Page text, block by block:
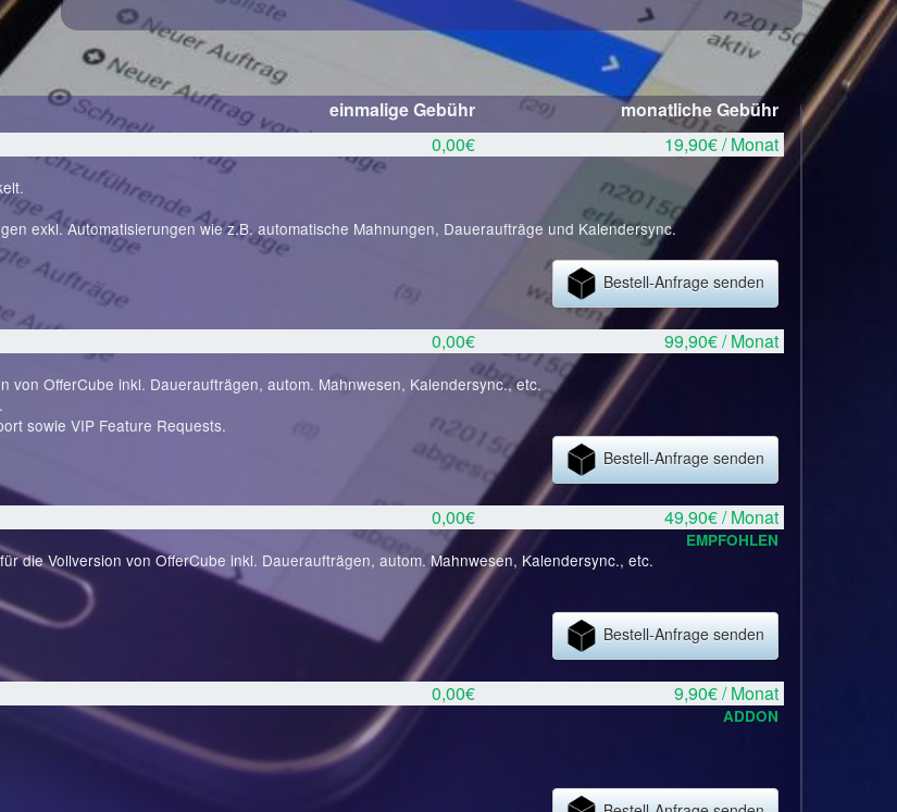
einmalige Gebühr
monatliche Gebühr
0,00€ 19,90€ / Monat
exkl. Automatisierungen wie z.B. automatische Mahnungen, Daueraufträge und Kalendersync.
Bestell-Anfrage senden
0,00€ 99,90€ / Monat
von OfferCube inkl. Daueraufträgen, autom. Mahnwesen, Kalendersync., etc.
sowie VIP Feature Requests.
Bestell-Anfrage senden
0,00€ 49,90€ / Monat
EMPFOHLEN
die Vollversion von OfferCube inkl. Daueraufträgen, autom. Mahnwesen, Kalendersync., etc.
Bestell-Anfrage senden
0,00€ 9,90€ / Monat
ADDON